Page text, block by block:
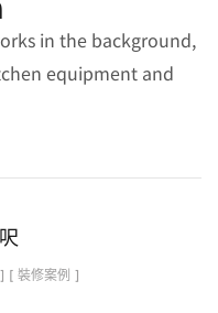
in the background,
equipment and
[ 裝修案例 ]